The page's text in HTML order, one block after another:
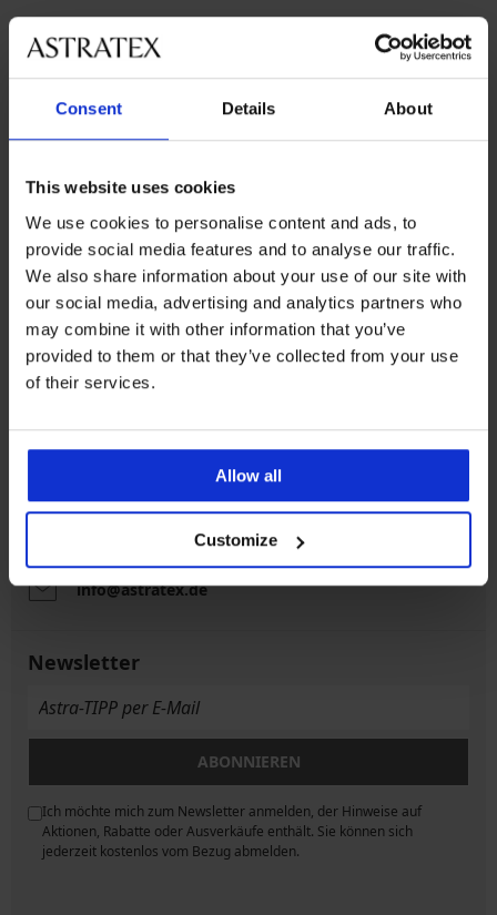
Consent Details About
This website uses cookies
We use cookies to personalise content and ads, to
provide social media features and to analyse our traffic.
We also share information about your use of our site with
our social media, advertising and analytics partners who
may combine it with other information that you’ve
provided to them or that they’ve collected from your use
of their services.
Allow all
Customize
Beliebteste Marken
Astratex
LORIN
Die meistgewählten Farben
mehrfarbig
Orange Blau Rosa
Die meistgewählten Größen
128
164 116 140
5% Cashback
Kostenloser
Rückversand
An Werktagen von 08:00 bis 16:00 Uhr
info@astratex.de
Newsletter
ABONNIEREN
Ich möchte mich zum Newsletter anmelden, der Hinweise auf
Aktionen, Rabatte oder Ausverkäufe enthält. Sie können sich
jederzeit kostenlos vom Bezug abmelden.